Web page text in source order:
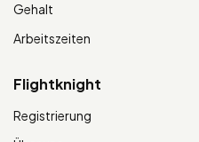
Gehalt
Arbeitszeiten
Flightknight
Registrierung